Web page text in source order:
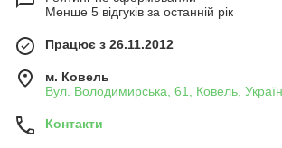
Менше 5 відгуків за останній рік
Працює з 26.11.2012
м. Ковель
Вул. Володимирська, 61, Ковель,
Контакти